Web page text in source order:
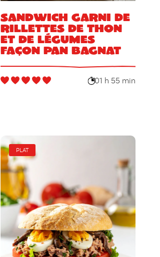
Sandwich garni de
rillettes de thon
et de légumes
façon pan bagnat
01 h 55 min
PLAT